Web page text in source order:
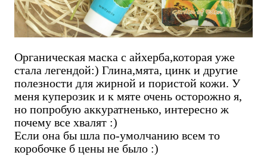
Органическая маска с айхерба,которая уже
стала легендой:) Глина,мята, цинк и другие
полезности для жирной и пористой кожи. У
меня куперозик и к мяте очень осторожно я,
но попробую аккуратненько, интересно ж
почему все хвалят :)
Если она бы шла по-умолчанию всем то
коробочке б цены не было :)